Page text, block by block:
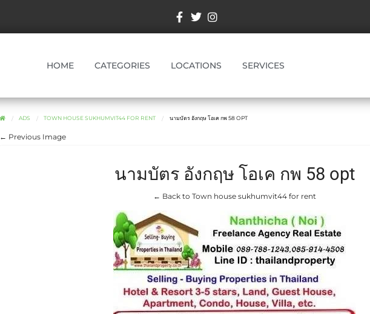
HOME CATEGORIES LOCATIONS SERVICES
ADS TOWN HOUSE SUKHUMVIT44 FOR RENT นามบัตร อังกฤษ โอเค กพ 58 OPT
← Previous Image
นามบัตร อังกฤษ โอเค กพ 58 opt
← Back to Town house sukhumvit44 for rent